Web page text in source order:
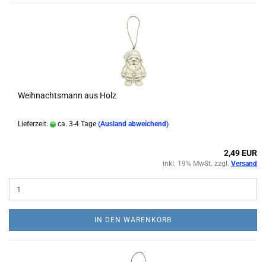
Weihnachtsmann aus Holz
Lieferzeit: ca. 3-4 Tage (Ausland abweichend)
2,49 EUR
inkl. 19% MwSt. zzgl. Versand
IN DEN WARENKORB